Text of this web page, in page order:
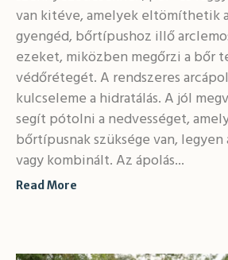
van kitéve, amelyek eltömíthetik
gyengéd, bőrtípushoz illő
ezeket, miközben megőrzi a bőr
védőrétegét. A rendszeres
kulcseleme a hidratálás. A jól
segít pótolni a nedvességet,
bőrtípusnak szüksége van, legyen
vagy kombinált. Az ápolás...
Read More